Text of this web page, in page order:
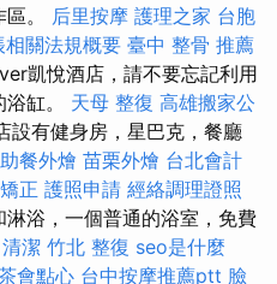
。
后里按摩 護理之家 台胞
相關法規概要 臺中 整骨 推薦
凱悅酒店，請不要忘記利用
缸。 天母 整復 高雄搬家公
設有健身房，星巴克，餐廳
餐外燴 苗栗外燴 台北會計
正 護照申請 經絡調理證照
浴，一個普通的浴室，免費
清潔 竹北 整復 seo是什麼
會點心 台中按摩推薦ptt 臉